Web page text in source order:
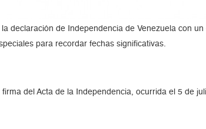
declaración de Independencia de Venezuela con
para recordar fechas significativas.
del Acta de la Independencia, ocurrida el 5 de